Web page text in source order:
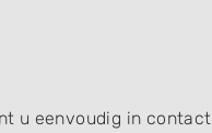
u eenvoudig in contact